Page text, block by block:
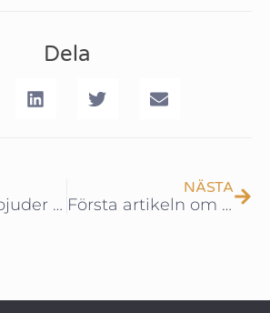
Dela
Lidingö GK bjuder på After Work!
NÄSTA
Första artikeln om GolfGate i USA!